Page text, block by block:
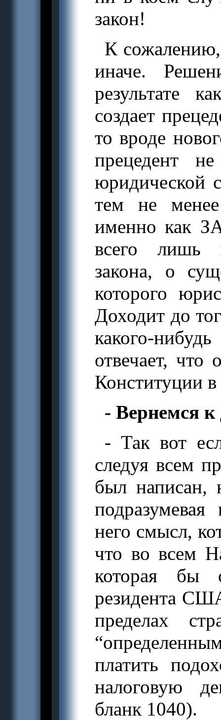
закон!
К сожалению,
иначе.
результате
создает
то вроде
прецедент
юридической
тем не менее
именно как
всего лишь
закона, о
которого
Доходит до
какого-
отвечает, что
Конституции в
- Вернемся
- Так вот
следуя всем
был написан,
него смысл,
что во всем
которая бы
резидента
пределах
платить
налоговую
бланк 1040).